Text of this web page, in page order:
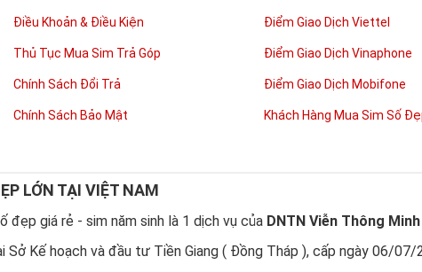
Tại sao nên sở hữu Sim Lục Quý 9?
Sim Lục Quý 9 không chỉ mang tới niềm vui trong cuộc sống, tài lộc trong
sựĐẲNG CẤPcho chủ nhân.
hành tương sinh, những nhười thuộc mệnh Hỏa khi sử dụng Sim Lục Quý 9
TÀI LỘCtrong làm ăn và gia đình luôn vui vẻ, hạnh phúc.
Điều Khoản & Điều Kiện
Thủ Tục Mua Sim Trả Góp
Chính Sách Đổi Trả
Chính Sách Bảo Mật
Điểm Giao Dịch Viettel
Điểm Giao Dịch Vinaphone
Điểm Giao Dịch Mobifone
Khách Hàng Mua Sim Số
LỚN TẠI VIỆT NAM
đẹp giá rẻ - sim năm sinh là 1 dịch vụ của DNTN Viễn Thông
Sở Kế hoạch và đầu tư Tiền Giang ( Đồng Tháp ), cấp ngày 06/07/